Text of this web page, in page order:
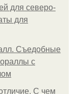
для северо-
для
Съедобные
с
С чем